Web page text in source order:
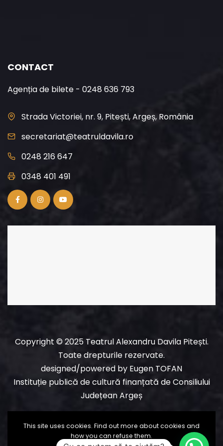
CONTACT
Agenția de bilete - 0248 636 793
Strada Victoriei, nr. 9, Pitești, Argeș, România
secretariat@teatruldavila.ro
0248 216 647
0348 401 491
Copyright © 2025 Teatrul Alexandru Davila Pitești.
Toate drepturile rezervate.
designed/powered by Eugen TOFAN
Instituție publică de cultură finanțată de Consiliului
Județean Argeș
This site uses cookies. Find out more about cookies and
how you can refuse them.